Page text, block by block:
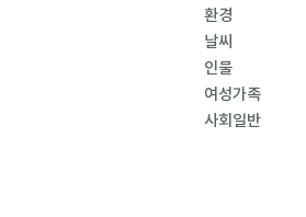
환경
날씨
인물
여성가족
사회일반